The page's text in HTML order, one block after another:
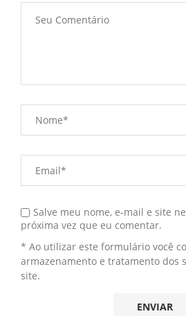
Salve meu nome, e-mail e site
próxima vez que eu comentar.
* Ao utilizar este formulário você
armazenamento e tratamento dos
site.